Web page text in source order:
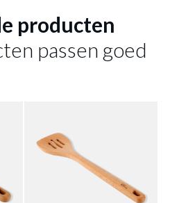
32.5 cm
6.4 cm
1.5 cm
producten
passen goed
Beuk
is toegevoegd aan je